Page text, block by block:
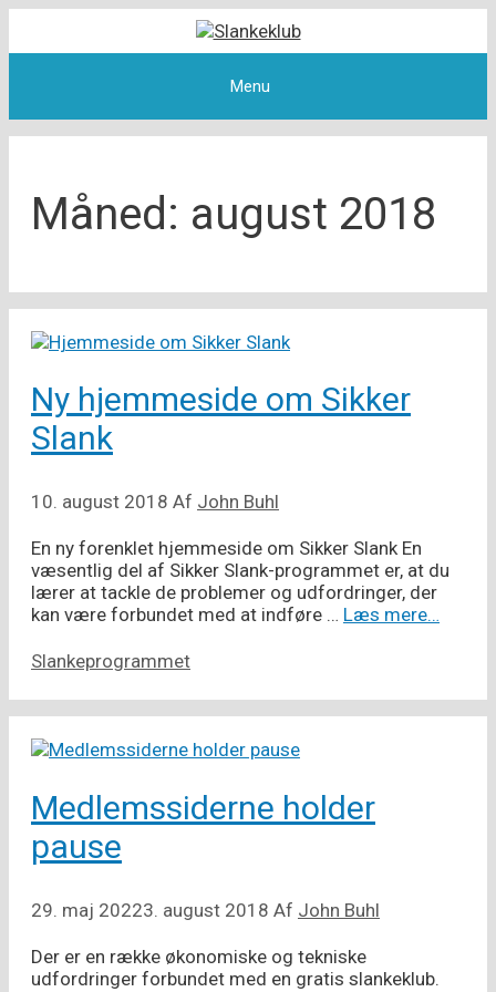
Menu
Måned: august 2018
Ny hjemmeside om Sikker
Slank
10. august 2018 Af John Buhl
En ny forenklet hjemmeside om Sikker Slank En
væsentlig del af Sikker Slank-programmet er, at du
lærer at tackle de problemer og udfordringer, der
kan være forbundet med at indføre … Læs mere…
Kategorier
Slankeprogrammet
Medlemssiderne holder
pause
29. maj 20223. august 2018 Af John Buhl
Der er en række økonomiske og tekniske
udfordringer forbundet med en gratis slankeklub.